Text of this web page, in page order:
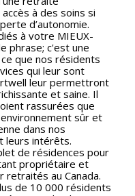
à des soins si
d’autonomie.
à votre MIEUX-
phrase; c'est une
que nos résidents
qui leur sont
leur permettront
et saine. Il
rassurées que
sûr et
dans nos
leurs intérêts.
de résidences pour
propriétaire et
retraités au Canada.
de 10 000 résidents